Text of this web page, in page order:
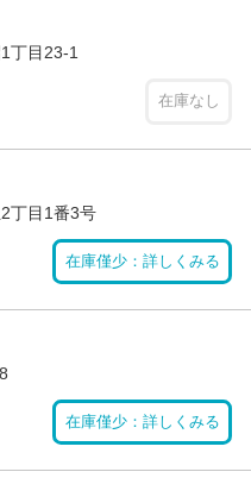
丁目23-1
在庫なし
丁目1番3号
在庫僅少：詳しくみる
在庫僅少：詳しくみる